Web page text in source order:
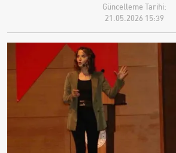
Güncelleme Tarihi:
21.05.2026 15:39